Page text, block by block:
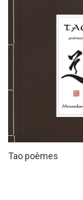
Tao poèmes